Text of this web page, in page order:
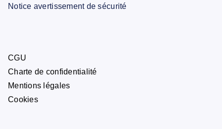
Notice avertissement de sécurité
CGU
Charte de confidentialité
Mentions légales
Cookies